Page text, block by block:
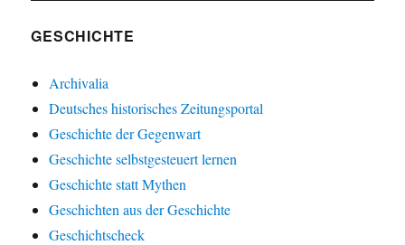
GESCHICHTE
Archivalia
Deutsches historisches Zeitungsportal
Geschichte der Gegenwart
Geschichte selbstgesteuert lernen
Geschichte statt Mythen
Geschichten aus der Geschichte
Geschichtscheck